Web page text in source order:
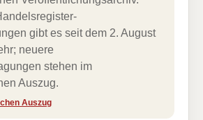
gibt es seit dem 2. August
neuere
stehen im
Auszug.
Auszug